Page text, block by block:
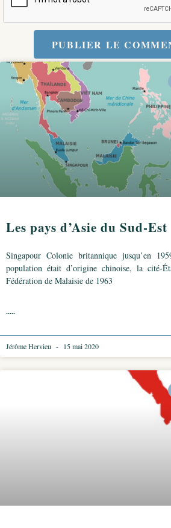
Les pays d’Asie du Sud-Est
Singapour Colonie britannique jusqu’en
population était d’origine chinoise, la cité-
Fédération de Malaisie de 1963
.....
Jérôme Hervieu 15 mai 2020
PUBLIER LE